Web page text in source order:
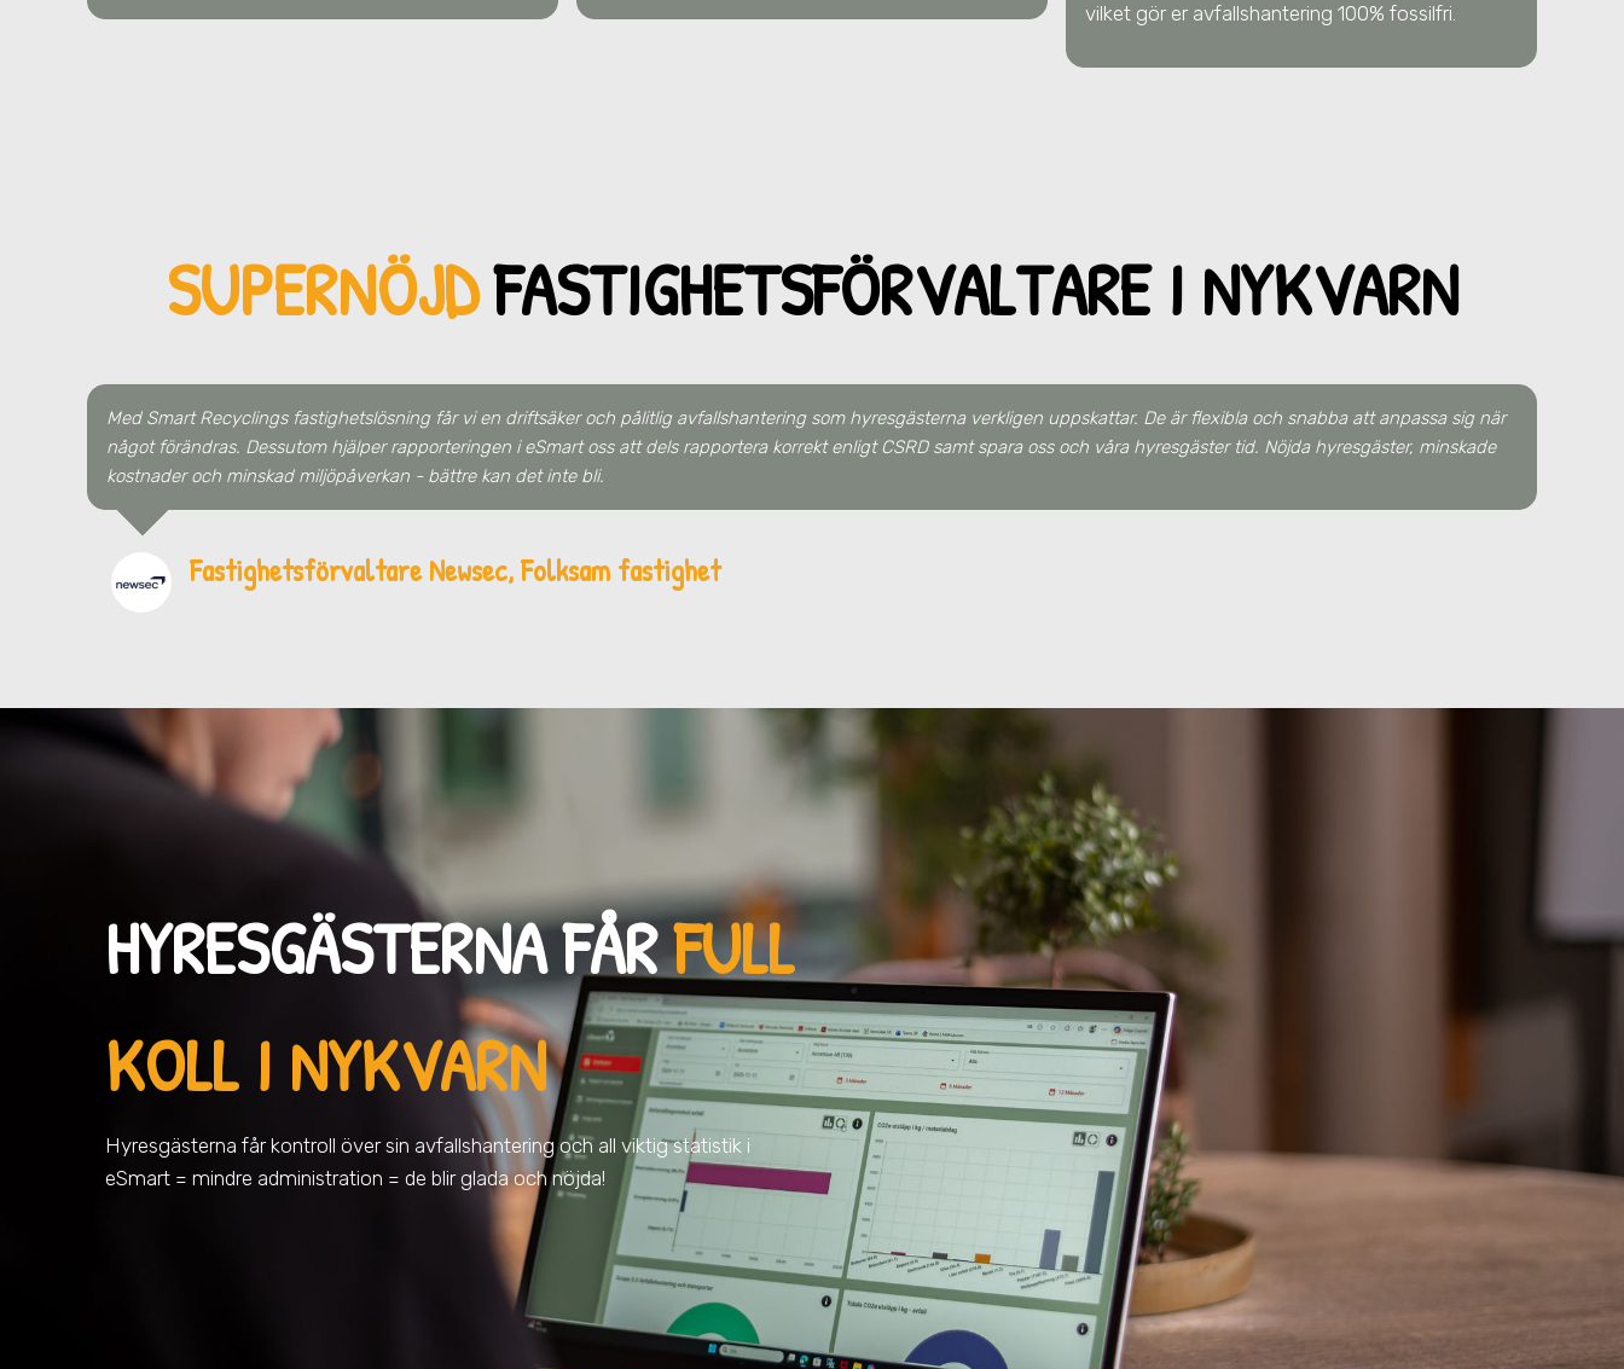
vilket gör er avfallshantering 100% fossilfri.
SUPERNÖJDFASTIGHETSFÖRVALTARE I NYKVARN
Med Smart Recyclings fastighetslösning får vi en driftsäker och pålitlig avfallshantering som hyresgästerna verkligen uppskattar. De är flexibla och snabba att anpassa sig när
något förändras. Dessutom hjälper rapporteringen i eSmart oss att dels rapportera korrekt enligt CSRD samt spara oss och våra hyresgäster tid. Nöjda hyresgäster, minskade
kostnader och minskad miljöpåverkan - bättre kan det inte bli.
Fastighetsförvaltare Newsec, Folksam fastighet
HYRESGÄSTERNA FÅRFULL
KOLL I NYKVARN
Hyresgästerna får kontroll över sin avfallshantering och all viktig statistik i
eSmart = mindre administration = de blir glada och nöjda!